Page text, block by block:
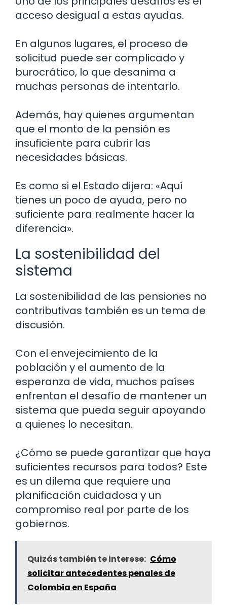
acceso desigual a estas ayudas.
En algunos lugares, el proceso de
solicitud puede ser complicado y
burocrático, lo que desanima a
muchas personas de intentarlo.
Además, hay quienes argumentan
que el monto de la pensión es
insuficiente para cubrir las
necesidades básicas.
Es como si el Estado dijera: «Aquí
tienes un poco de ayuda, pero no
suficiente para realmente hacer la
diferencia».
La sostenibilidad del
sistema
La sostenibilidad de las pensiones no
contributivas también es un tema de
discusión.
Con el envejecimiento de la
población y el aumento de la
esperanza de vida, muchos países
enfrentan el desafío de mantener un
sistema que pueda seguir apoyando
a quienes lo necesitan.
¿Cómo se puede garantizar que haya
suficientes recursos para todos? Este
es un dilema que requiere una
planificación cuidadosa y un
compromiso real por parte de los
gobiernos.
Quizás también te interese: Cómo
solicitar antecedentes penales de
Colombia en España